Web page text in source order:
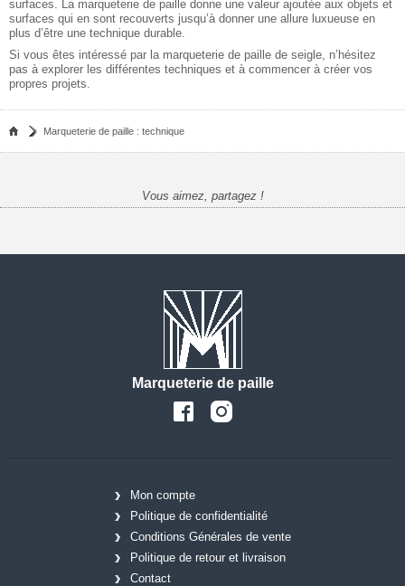
surfaces. La marqueterie de paille donne une valeur ajoutée aux objets et
surfaces qui en sont recouverts jusqu’à donner une allure luxueuse en
plus d’être une technique durable.
Si vous êtes intéressé par la marqueterie de paille de seigle, n’hésitez
pas à explorer les différentes techniques et à commencer à créer vos
propres projets.
Marqueterie de paille : technique
Vous aimez, partagez !
Marqueterie de paille
Mon compte
Politique de confidentialité
Conditions Générales de vente
Politique de retour et livraison
Contact